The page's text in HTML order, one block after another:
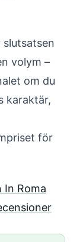
volym –
om du
karaktär,
för
In Roma